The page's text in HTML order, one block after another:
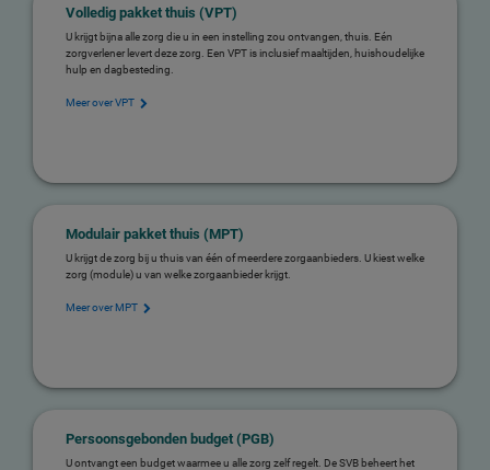
Volledig pakket thuis (VPT)
U krijgt bijna alle zorg die u in een instelling zou ontvangen, thuis. Eén
zorgverlener levert deze zorg. Een VPT is inclusief maaltijden, huishoudelijke
hulp en dagbesteding.
Meer over VPT
Modulair pakket thuis (MPT)
U krijgt de zorg bij u thuis van één of meerdere zorgaanbieders. U kiest welke
zorg (module) u van welke zorgaanbieder krijgt.
Meer over MPT
Persoonsgebonden budget (PGB)
U ontvangt een budget waarmee u alle zorg zelf regelt. De SVB beheert het